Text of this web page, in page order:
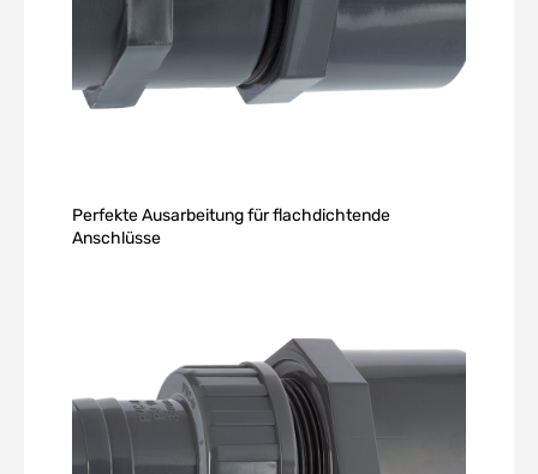
Perfekte Ausarbeitung für flachdichtende
Anschlüsse